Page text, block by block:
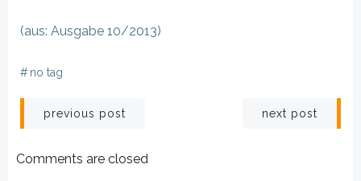
(aus: Ausgabe 10/2013)
# no tag
Beitragsnavigation
previous post next post
Comments are closed